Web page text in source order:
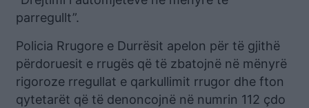
parregullt”.
Policia Rrugore e Durrësit apelon për të gjithë
përdoruesit e rrugës që të zbatojnë në mënyrë
rigoroze rregullat e qarkullimit rrugor dhe fton
qytetarët që të denoncojnë në numrin 112 çdo